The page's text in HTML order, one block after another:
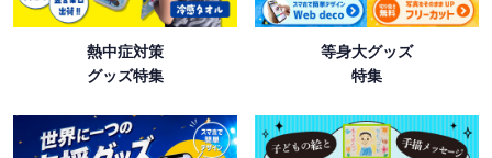
熱中症対策
グッズ特集
等身大グッズ
特集